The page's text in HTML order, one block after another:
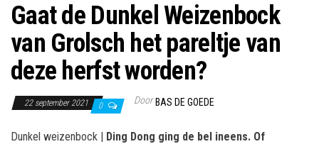
Gaat de Dunkel Weizenbock
van Grolsch het pareltje van
deze herfst worden?
22 september 2021 0 Door BAS DE GOEDE
Dunkel weizenbock |
Ding Dong ging de bel ineens. Of